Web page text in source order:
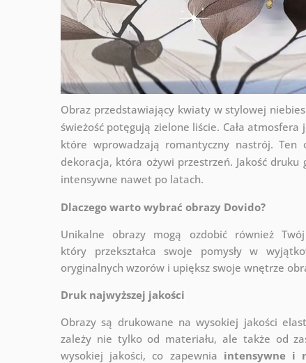
Obraz przedstawiający kwiaty w stylowej
świeżość potęgują zielone liście. Cała
które wprowadzają romantyczny nastrój.
dekoracja, która ożywi przestrzeń. Jakość
intensywne nawet po latach.
Dlaczego warto wybrać obrazy Dovido?
Unikalne obrazy mogą ozdobić również
który przekształca swoje pomysły w
oryginalnych wzorów i upiększ swoje wnętrze
Druk najwyższej jakości
Obrazy są drukowane na wysokiej jakości
zależy nie tylko od materiału, ale także od
wysokiej jakości, co zapewnia intensywne i